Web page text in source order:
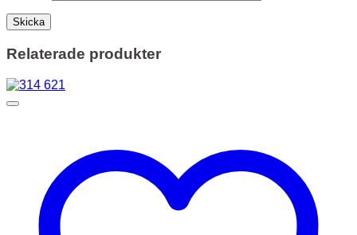
Relaterade produkter